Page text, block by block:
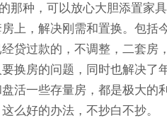
那种，可以放心大胆添置家具
上，解决刚需和置换。包括
贷过款的，不调整，二套房
换房的问题，同时也解决了
活一些存量房，都是极大的利
么好的办法，不抄白不抄。